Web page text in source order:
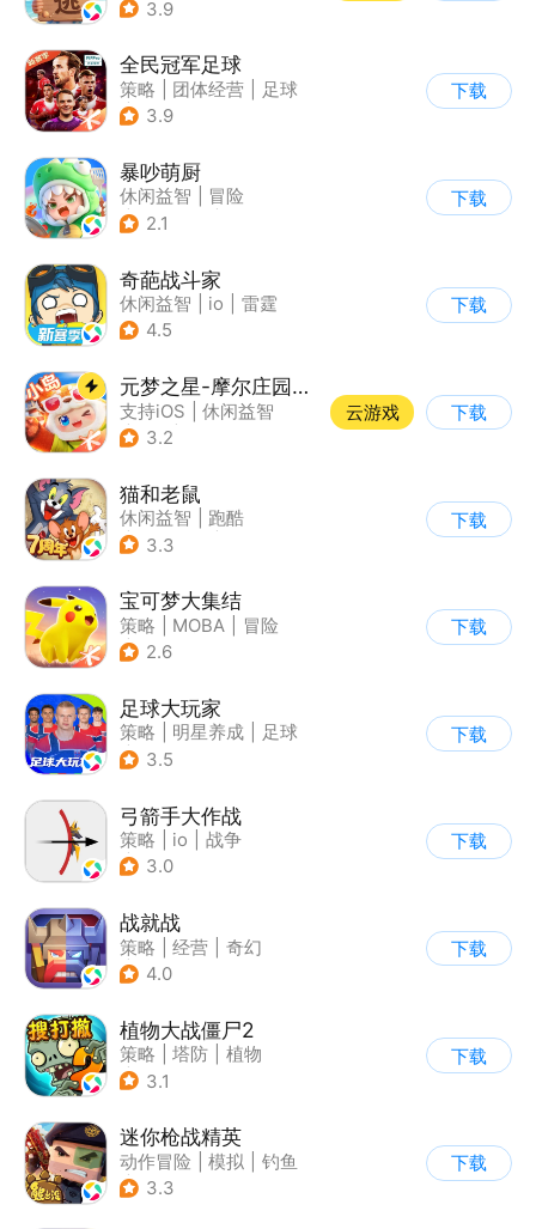
| 非对称竞技
3.9
全民冠军足球
策略 团体经营
足球
| 足球经理
3.9
下载
暴吵萌厨
休闲益智
冒险
| 派对游戏
2.1
下载
奇葩战斗家
休闲益智 io
雷霆
4.5
下载
元梦之星-摩尔庄园联动
支持iOS
休闲益智
| PvP
3.2
云游戏 下载
猫和老鼠
休闲益智
跑酷
| 动漫改编
3.3
下载
宝可梦大集结
策略 MOBA
冒险
| 精灵宝可梦
2.6
下载
足球大玩家
策略 明星养成
足球
| 匹配对战
3.5
下载
弓箭手大作战
策略 io
战争
| 非对称竞技
3.0
下载
战就战
策略 经营
奇幻
| 欧美风
4.0
下载
植物大战僵尸2
策略 塔防
植物
| 植物大战僵尸
3.1
下载
迷你枪战精英
动作冒险 模拟
钓鱼
| 童年
3.3
下载